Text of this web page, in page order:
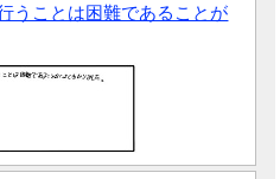
うことは困難であることが